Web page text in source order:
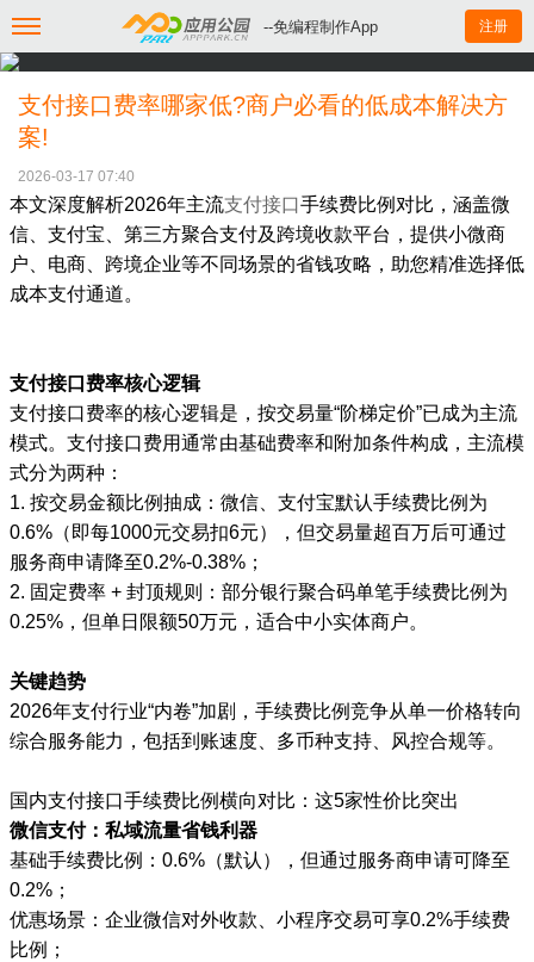
--免编程制作App 注册
支付接口费率哪家低?商户必看的低成本解决方
案!
2026-03-17 07:40
本文深度解析2026年主流支付接口手续费比例对比，涵盖微
信、支付宝、第三方聚合支付及跨境收款平台，提供小微商
户、电商、跨境企业等不同场景的省钱攻略，助您精准选择低
成本支付通道。
支付接口费率核心逻辑
支付接口费率的核心逻辑是，按交易量“阶梯定价”已成为主流
模式。支付接口费用通常由基础费率和附加条件构成，主流模
式分为两种：
1. 按交易金额比例抽成：微信、支付宝默认手续费比例为
0.6%（即每1000元交易扣6元），但交易量超百万后可通过
服务商申请降至0.2%-0.38%；
2. 固定费率 + 封顶规则：部分银行聚合码单笔手续费比例为
0.25%，但单日限额50万元，适合中小实体商户。
关键趋势
2026年支付行业“内卷”加剧，手续费比例竞争从单一价格转向
综合服务能力，包括到账速度、多币种支持、风控合规等。
国内支付接口手续费比例横向对比：这5家性价比突出
微信支付：私域流量省钱利器
基础手续费比例：0.6%（默认），但通过服务商申请可降至
0.2%；
优惠场景：企业微信对外收款、小程序交易可享0.2%手续费
比例；